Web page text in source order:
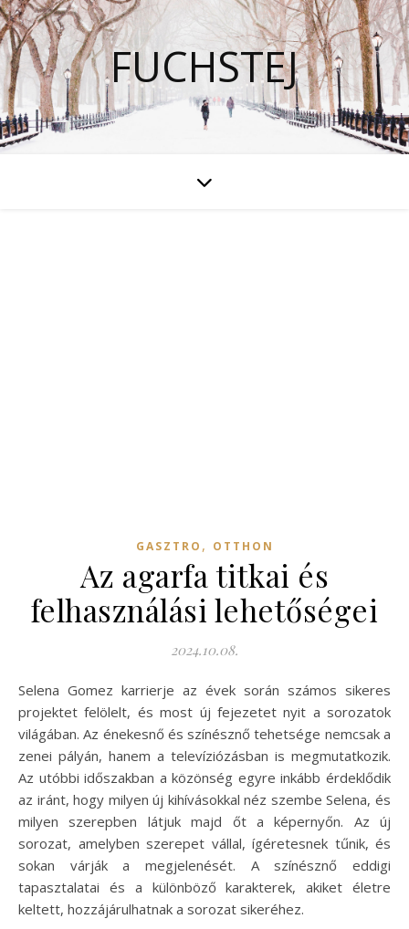
FUCHSTEJ
GASZTRO , OTTHON
Az agarfa titkai és
felhasználási lehetőségei
2024.10.08.
Selena Gomez karrierje az évek során számos sikeres
projektet felölelt, és most új fejezetet nyit a sorozatok
világában. Az énekesnő és színésznő tehetsége nemcsak a
zenei pályán, hanem a televíziózásban is megmutatkozik.
Az utóbbi időszakban a közönség egyre inkább érdeklődik
az iránt, hogy milyen új kihívásokkal néz szembe Selena, és
milyen szerepben látjuk majd őt a képernyőn. Az új
sorozat, amelyben szerepet vállal, ígéretesnek tűnik, és
sokan várják a megjelenését. A színésznő eddigi
tapasztalatai és a különböző karakterek, akiket életre
keltett, hozzájárulhatnak a sorozat sikeréhez.